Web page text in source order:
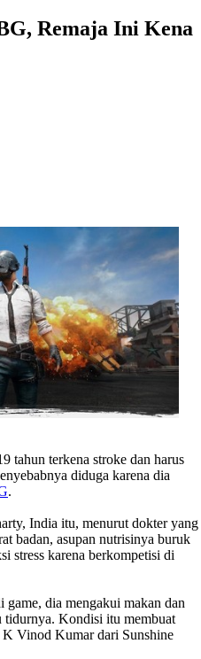
Remaja Ini Kena
tahun terkena stroke dan harus
diduga karena dia
.
India itu, menurut dokter yang
badan, asupan nutrisinya buruk
stress karena berkompetisi di
dia mengakui makan dan
tidurnya. Kondisi itu membuat
Vinod Kumar dari Sunshine